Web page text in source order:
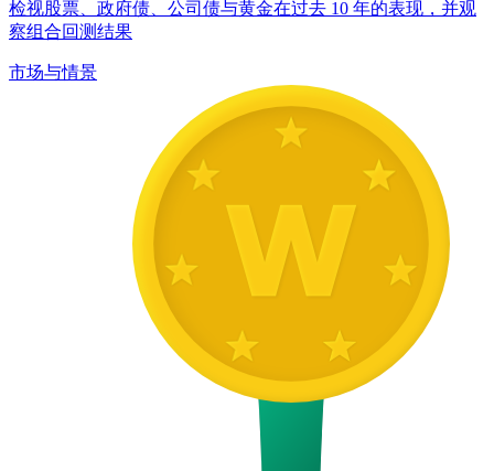
检视股票、政府债、公司债与黄金在过去 10 年的表现，并观
察组合回测结果
市场与情景